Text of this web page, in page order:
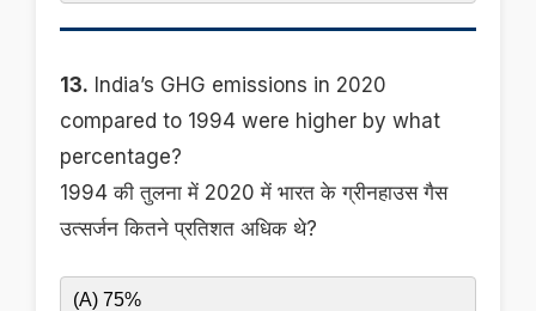
13. India’s GHG emissions in 2020
compared to 1994 were higher by what
percentage?
1994 की तुलना में 2020 में भारत के ग्रीनहाउस गैस
उत्सर्जन कितने प्रतिशत अधिक थे?
(A) 75%